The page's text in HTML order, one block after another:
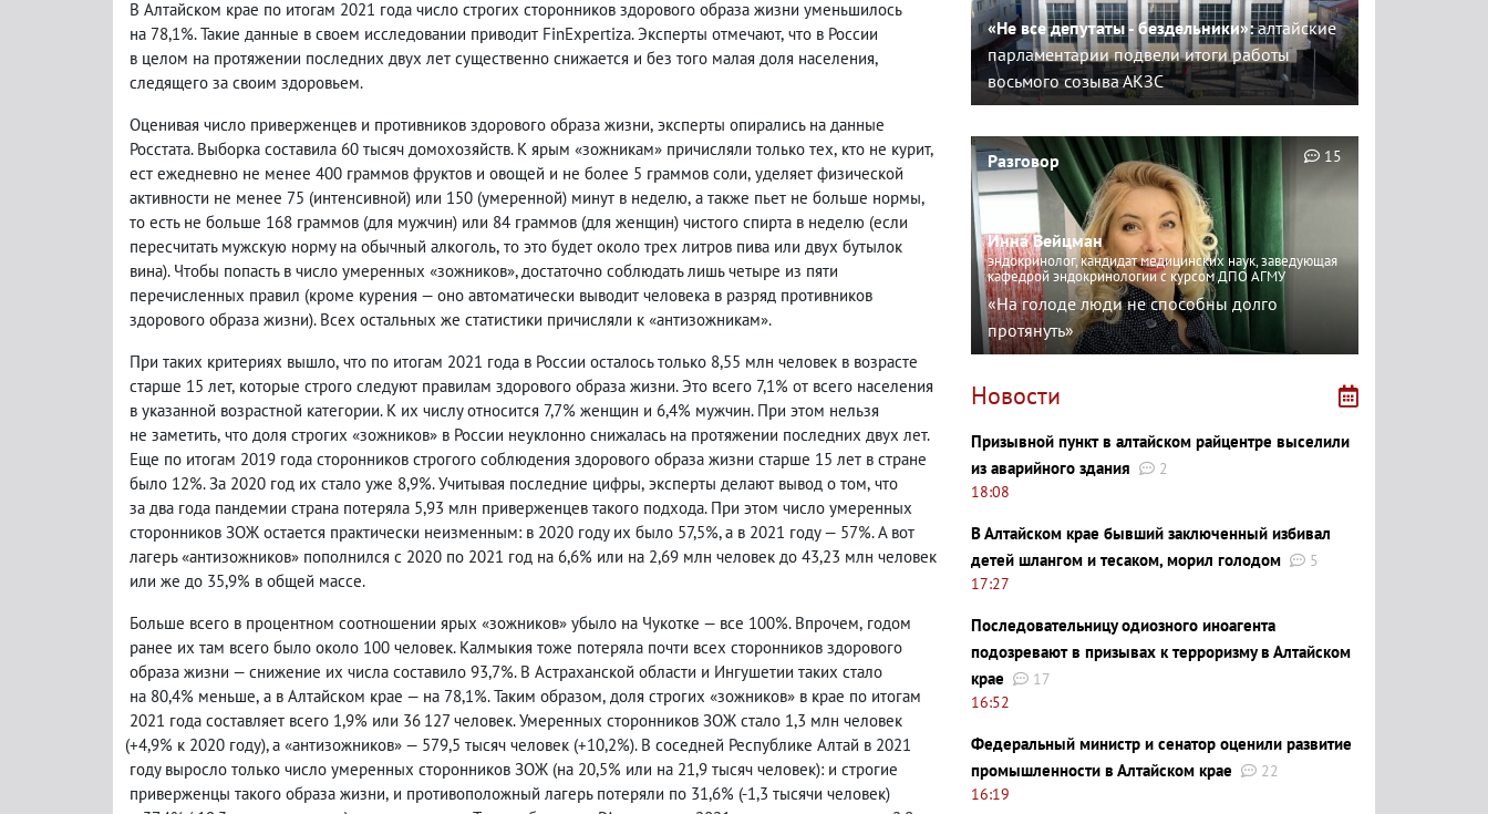
В Алтайском крае по итогам 2021 года число строгих сторонников здорового образа жизни уменьшилось
на 78,1%. Такие данные в своем исследовании приводит FinExpertiza. Эксперты отмечают, что в России
в целом на протяжении последних двух лет существенно снижается и без того малая доля населения,
следящего за своим здоровьем.
Оценивая число приверженцев и противников здорового образа жизни, эксперты опирались на данные
Росстата. Выборка составила 60 тысяч домохозяйств. К ярым «зожникам» причисляли только тех, кто не курит,
ест ежедневно не менее 400 граммов фруктов и овощей и не более 5 граммов соли, уделяет физической
активности не менее 75 (интенсивной) или 150 (умеренной) минут в неделю, а также пьет не больше нормы,
то есть не больше 168 граммов (для мужчин) или 84 граммов (для женщин) чистого спирта в неделю (если
пересчитать мужскую норму на обычный алкоголь, то это будет около трех литров пива или двух бутылок
вина). Чтобы попасть в число умеренных «зожников», достаточно соблюдать лишь четыре из пяти
перечисленных правил (кроме курения — оно автоматически выводит человека в разряд противников
здорового образа жизни). Всех остальных же статистики причисляли к «антизожникам».
При таких критериях вышло, что по итогам 2021 года в России осталось только 8,55 млн человек в возрасте
старше 15 лет, которые строго следуют правилам здорового образа жизни. Это всего 7,1% от всего населения
в указанной возрастной категории. К их числу относится 7,7% женщин и 6,4% мужчин. При этом нельзя
не заметить, что доля строгих «зожников» в России неуклонно снижалась на протяжении последних двух лет.
Еще по итогам 2019 года сторонников строгого соблюдения здорового образа жизни старше 15 лет в стране
было 12%. За 2020 год их стало уже 8,9%. Учитывая последние цифры, эксперты делают вывод о том, что
за два года пандемии страна потеряла 5,93 млн приверженцев такого подхода. При этом число умеренных
сторонников ЗОЖ остается практически неизменным: в 2020 году их было 57,5%, а в 2021 году — 57%. А вот
лагерь«антизожников» пополнился с 2020 по 2021 год на 6,6% или на 2,69 млн человек до 43,23 млн человек
или же до 35,9% в общей массе.
Больше всего в процентном соотношении ярых «зожников» убыло на Чукотке — все 100%. Впрочем, годом
ранее их там всего было около 100 человек. Калмыкия тоже потеряла почти всех сторонников здорового
образа жизни — снижение их числа составило 93,7%. В Астраханской области и Ингушетии таких стало
на 80,4% меньше, а в Алтайском крае — на 78,1%. Таким образом, доля строгих «зожников» в крае по итогам
2021 года составляет всего 1,9% или 36 127 человек. Умеренных сторонников ЗОЖ стало 1,3 млн человек
(+4,9% к 2020 году), а «антизожников» — 579,5 тысяч человек (+10,2%). В соседней Республике Алтай в 2021
году выросло только число умеренных сторонников ЗОЖ (на 20,5% или на 21,9 тысяч человек): и строгие
приверженцы такого образа жизни, и противоположный лагерь потеряли по 31,6% (-1,3 тысячи человек)
«Не все депутаты - бездельники»:алтайские
парламентарии подвели итоги работы
восьмого созыва АКЗС
Разговор
Инна Вейцман
эндокринолог, кандидат медицинских наук, заведующая
кафедрой эндокринологии с курсом ДПО АГМУ
«На голоде люди не способны долго
протянуть»
15
Новости
Призывной пункт в алтайском райцентре выселили
из аварийного здания
2
18:08
В Алтайском крае бывший заключенный избивал
детей шлангом и тесаком, морил голодом
5
17:27
Последовательницу одиозного иноагента
подозревают в призывах к терроризму в Алтайском
крае
17
16:52
Федеральный министр и сенатор оценили развитие
промышленности в Алтайском крае
22
16:19